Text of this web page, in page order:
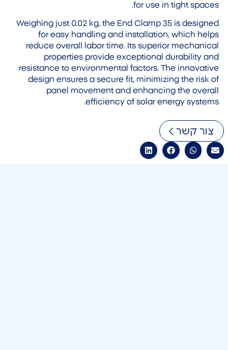
for use in tight spaces.
Weighing just 0.02 kg, the End Clamp 35 is designed
for easy handling and installation, which helps
reduce overall labor time. Its superior mechanical
properties provide exceptional durability and
resistance to environmental factors. The innovative
design ensures a secure fit, minimizing the risk of
panel movement and enhancing the overall
efficiency of solar energy systems.
צור קשר